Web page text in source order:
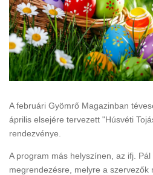
A februári Gyömrő Magazinban
április elsejére tervezett "Húsvéti
rendezvénye.
A program más helyszínen, az ifj.
megrendezésre, melyre a szervezők